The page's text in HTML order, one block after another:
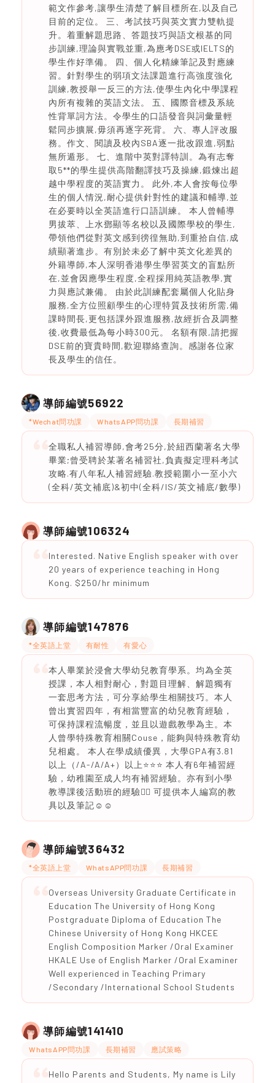
範文作參考,讓學生清楚了解目標所在,以及自己
目前的定位。 三、考試技巧與英文實力雙軌提
升。着重解題思路、答題技巧與語文根基的同
步訓練,理論與實戰並重,為應考DSE或IELTS的
學生作好準備。 四、個人化精練筆記及對應練
習。針對學生的弱項文法課題進行高強度強化
訓練,教授舉一反三的方法,使學生內化中學課程
內所有複雜的英語文法。 五、國際音標及系統
性背單詞方法。令學生的口語發音與詞彙量輕
鬆同步擴展,毋須再逐字死背。 六、專人評改服
務。作文、閱讀及校內SBA逐一批改跟進,弱點
無所遁形。 七、進階中英對譯特訓。為有志奪
取5**的學生提供高階翻譯技巧及操練,鍛煉出超
越中學程度的英語實力。 此外,本人會按每位學
生的個人情況,耐心提供針對性的建議和輔導,並
在必要時以全英語進行口語訓練。 本人曾輔導
男拔萃、上水鄧顯等名校以及國際學校的學生,
帶領他們從對英文感到徬徨無助,到重拾自信,成
績顯著進步。有別於未必了解中英文化差異的
外籍導師,本人深明香港學生學習英文的盲點所
在,並會因應學生程度,全程採用純英語教學,實
力與應試兼備。 由於此訓練配套屬個人化貼身
服務,全方位照顧學生的心理特質及技術所需,備
課時間長,更包括課外跟進服務,故經折合及調整
後,收費最低為每小時300元。 名額有限,請把握
DSE前的寶貴時間,歡迎聯絡查詢。感謝各位家
長及學生的信任。
導師編號56922
*Wechat問功課 WhatsAPP問功課 長期補習
全職私人補習導師,會考25分,於紐西蘭著名大學
畢業;曾受聘於某著名補習社,負責擬定理科考試
攻略.有八年私人補習經驗.教授範圍小一至小六
(全科/英文補底)&初中(全科/IS/英文補底/數學)
導師編號106324
Interested. Native English speaker with over
20 years of experience teaching in Hong
Kong. $250/hr minimum
導師編號147876
*全英語上堂 有耐性 有愛心
本人畢業於浸會大學幼兒教育學系。均為全英
授課，本人相對耐心，對題目理解、解題獨有
一套思考方法，可分享給學生相關技巧。本人
曾出實習四年，有相當豐富的幼兒教育經驗，
可保持課程流暢度，並且以遊戲教學為主。本
人曾學特殊教育相關Couse，能夠與特殊教育幼
兒相處。 本人在學成績優異，大學GPA有3.81
以上（/A-/A/A+）以上⭐️⭐️⭐️ 本人有6年補習經
驗，幼稚園至成人均有補習經驗。亦有到小學
教導課後活動班的經驗👍🏻 可提供本人編寫的教
具以及筆記☺️☺️
導師編號36432
*全英語上堂 WhatsAPP問功課 長期補習
Overseas University Graduate Certificate in
Education The University of Hong Kong
Postgraduate Diploma of Education The
Chinese University of Hong Kong HKCEE
English Composition Marker /Oral Examiner
HKALE Use of English Marker /Oral Examiner
Well experienced in Teaching Primary
/Secondary /International School Students
導師編號141410
WhatsAPP問功課 長期補習 應試策略
Hello Parents and Students, My name is Lily